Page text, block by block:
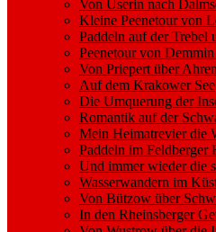
sub
menu
Von Userin nach
Kleine Peenetour von
Paddeln auf der Trebel
Peenetour von
Von Priepert über
Auf dem Krakower See
Die Umquerung der
Romantik auf der
Mein Heimatrevier die
Paddeln im Feldberger
Und immer wieder die
Wasserwandern im
Von Bützow über
In den Rheinsberger